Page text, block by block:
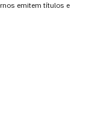
emitem títulos e